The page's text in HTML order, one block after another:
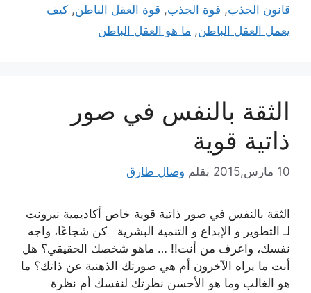
قانون الجذب, قوة الجذب, قوة العقل الباطن, كيف
يعمل العقل الباطن, ما هو العقل الباطن
الثقة بالنفس في صور
ذاتية قوية
10 مارس,2015 بقلم وصال طارق
الثقة بالنفس في صور ذاتية قوية خاص أكاديمية نيرونت
لـ التطوير و الإبداع و التنمية البشرية كن شجاعًا، واجه
نفسك، واعرف من أنت!! … ماهو شخصك الحقيقي؟ هل
أنت ما يراه الآخرون أم هي صورتك الذهنية عن ذاتك؟ ما
هو الغالب وما هو الأحسن نظرتك لنفسك أم نظرة